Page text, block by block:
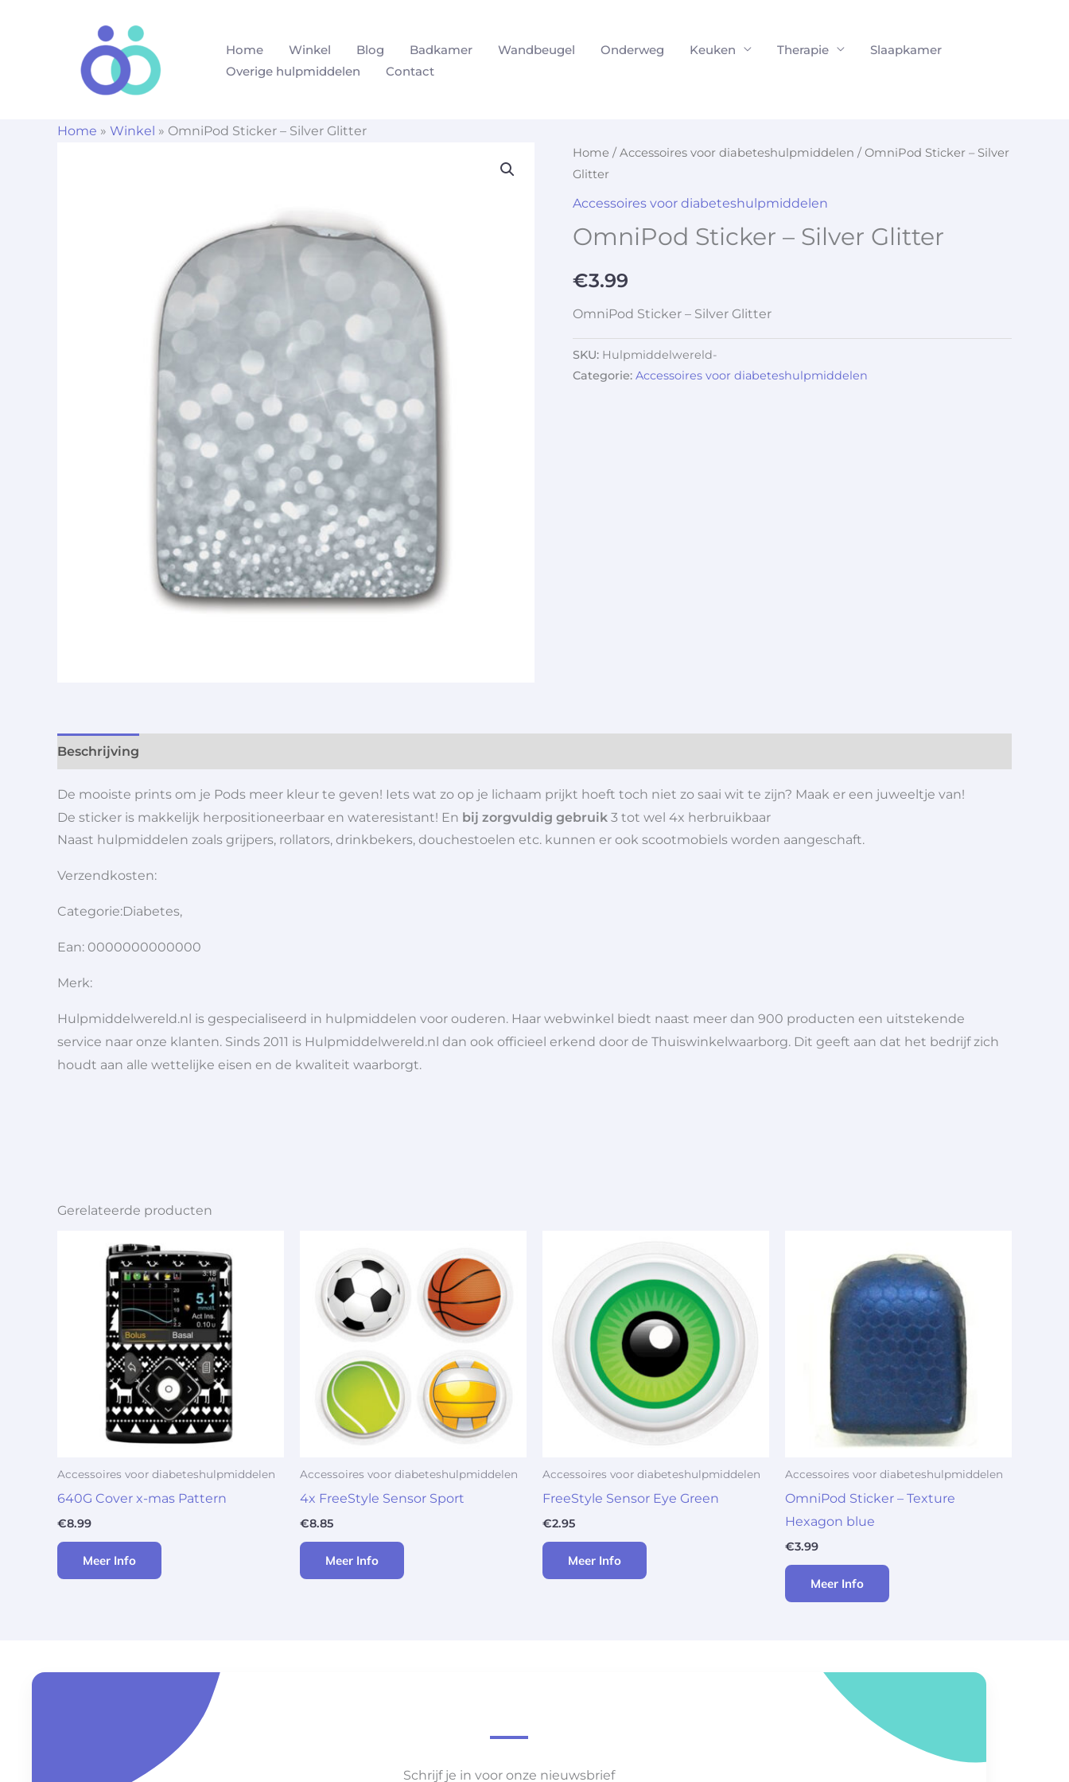
Home Winkel Blog Badkamer Wandbeugel Onderweg Keuken Therapie
Slaapkamer
Overige hulpmiddelen
Contact
Home » Winkel » OmniPod Sticker – Silver Glitter
Home / Accessoires voor diabeteshulpmiddelen / OmniPod Sticker – Silver
Glitter
Accessoires voor diabeteshulpmiddelen
OmniPod Sticker – Silver Glitter
€3.99
OmniPod Sticker – Silver Glitter
SKU: Hulpmiddelwereld-
Categorie: Accessoires voor diabeteshulpmiddelen
Beschrijving
De mooiste prints om je Pods meer kleur te geven! Iets wat zo op je lichaam prijkt hoeft toch niet zo saai wit te zijn? Maak er een juweeltje van!
De sticker is makkelijk herpositioneerbaar en wateresistant! En bij zorgvuldig gebruik 3 tot wel 4x herbruikbaar
Naast hulpmiddelen zoals grijpers, rollators, drinkbekers, douchestoelen etc. kunnen er ook scootmobiels worden aangeschaft.
Verzendkosten:
Categorie:Diabetes,
Ean: 0000000000000
Merk:
Hulpmiddelwereld.nl is gespecialiseerd in hulpmiddelen voor ouderen. Haar webwinkel biedt naast meer dan 900 producten een uitstekende
service naar onze klanten. Sinds 2011 is Hulpmiddelwereld.nl dan ook officieel erkend door de Thuiswinkelwaarborg. Dit geeft aan dat het bedrijf zich
houdt aan alle wettelijke eisen en de kwaliteit waarborgt.
Gerelateerde producten
Accessoires voor diabeteshulpmiddelen
640G Cover x-mas Pattern
€8.99
Meer Info
Accessoires voor diabeteshulpmiddelen
4x FreeStyle Sensor Sport
€8.85
Meer Info
Accessoires voor diabeteshulpmiddelen
FreeStyle Sensor Eye Green
€2.95
Meer Info
Accessoires voor diabeteshulpmiddelen
OmniPod Sticker – Texture
Hexagon blue
€3.99
Meer Info
Schrijf je in voor onze nieuwsbrief